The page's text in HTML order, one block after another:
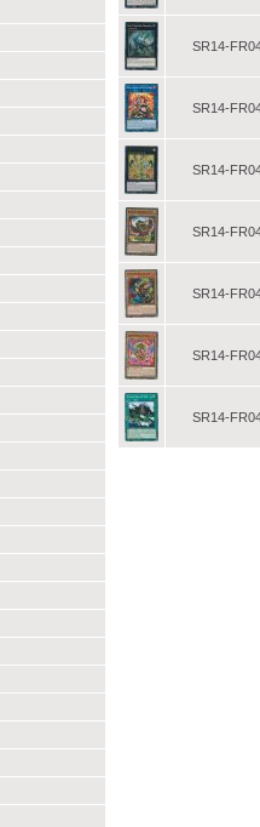
SR14-
SR14-
SR14-
SR14-
SR14-
SR14-
SR14-